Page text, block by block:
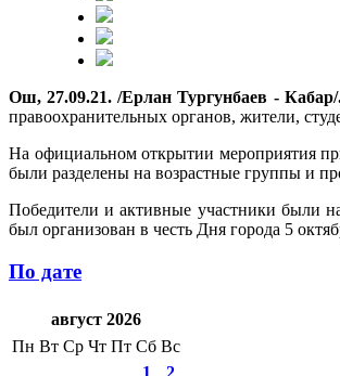
Ош, 27.09.21. /Ерлан Тургунбаев - Кабар/
правоохранительных органов, жители,
На официальном открытии мероприятия
были разделены на возрастные группы и
Победители и активные участники были
был организован в честь Дня города 5
По дате
август 2026
Пн Вт Ср Чт Пт Сб Вс